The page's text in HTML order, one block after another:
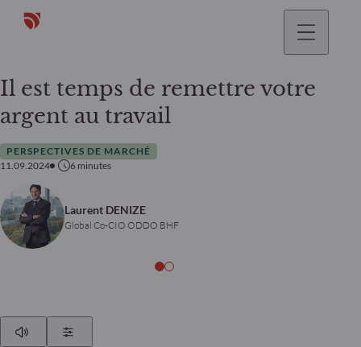
Il est temps de remettre votre
argent au travail
PERSPECTIVES DE MARCHÉ
11.09.2024
6 minutes
Laurent DENIZE
Global Co-CIO ODDO BHF